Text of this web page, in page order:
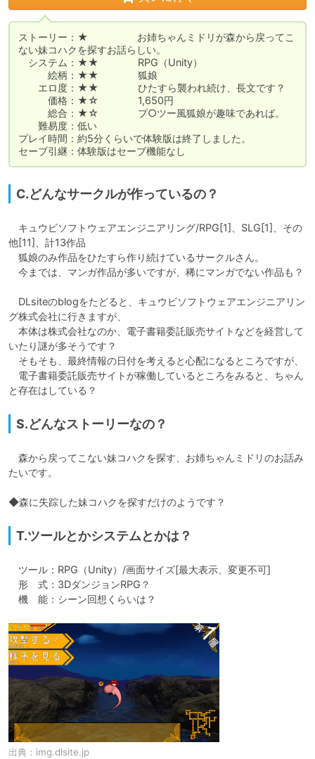
ストーリー：★　　　　　お姉ちゃんミドリが森から戻ってこ
ない妹コハクを探すお話らしい。
システム：★★　　　　RPG（Unity）
絵柄：★★　　　　狐娘
エロ度：★★　　　　ひたすら襲われ続け、長文です？
価格：★☆　　　　1,650円
総合：★☆　　　　プ○ツー風狐娘が趣味であれば。
難易度：低い
プレイ時間：約5分くらいで体験版は終了しました。
セーブ引継：体験版はセーブ機能なし
C.どんなサークルが作っているの？
キュウビソフトウェアエンジニアリング/RPG[1]、SLG[1]、その
他[11]、計13作品
狐娘のみ作品をひたすら作り続けているサークルさん。
今までは、マンガ作品が多いですが、稀にマンガでない作品も？
DLsiteのblogをたどると、キュウビソフトウェアエンジニアリン
グ株式会社に行きますが、
本体は株式会社なのか、電子書籍委託販売サイトなどを経営して
いたり謎が多そうです？
そもそも、最終情報の日付を考えると心配になるところですが、
電子書籍委託販売サイトが稼働しているところをみると、ちゃん
と存在はしている？
S.どんなストーリーなの？
森から戻ってこない妹コハクを探す、お姉ちゃんミドリのお話み
たいです。
◆森に失踪した妹コハクを探すだけのようです？
T.ツールとかシステムとかは？
ツール：RPG（Unity）/画面サイズ[最大表示、変更不可]
形　式：3DダンジョンRPG？
機　能：シーン回想くらいは？
出典： img.dlsite.jp